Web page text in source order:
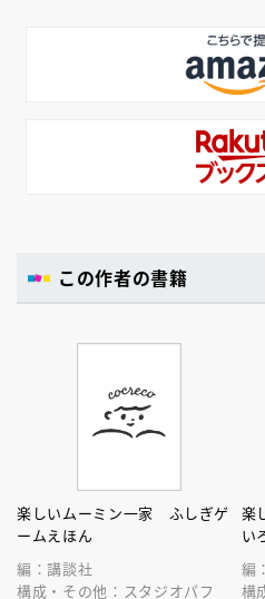
この作者の書籍
楽しいムーミン一家 ふしぎゲ
ームえほん
編：講談社
構成・その他：スタジオパフ
楽
い
編
構